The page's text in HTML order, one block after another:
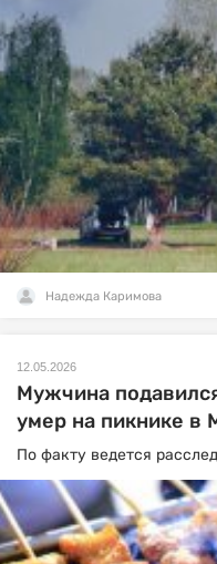
Надежда Каримова
12.05.2026
Мужчина
умер на пикнике в
По факту ведется